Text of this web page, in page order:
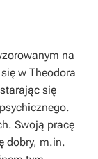
na
w Theodora
się
Swoją pracę
dobry, m.in.